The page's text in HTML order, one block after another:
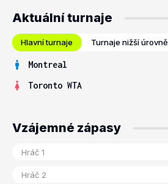
Aktuální turnaje
Hlavní turnaje Turnaje nižší úrovně
Montreal
Toronto WTA
Vzájemné zápasy